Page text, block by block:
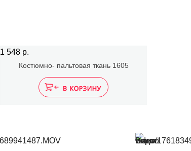
1 548 р.
Костюмно- пальтовая ткань 1605